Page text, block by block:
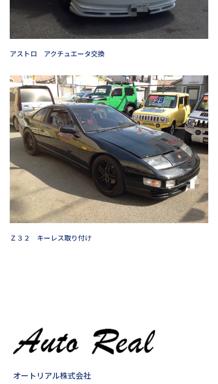
アストロ アクチュエータ交換
Ｚ３２ キーレス取り付け
オートリアル株式会社